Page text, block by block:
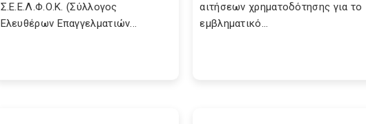
Σ.Ε.Ε.Λ.Φ.Ο.Κ. (Σύλλογος
Ελευθέρων Επαγγελματιών...
αιτήσεων χρηματοδότησης για το
εμβληματικό...